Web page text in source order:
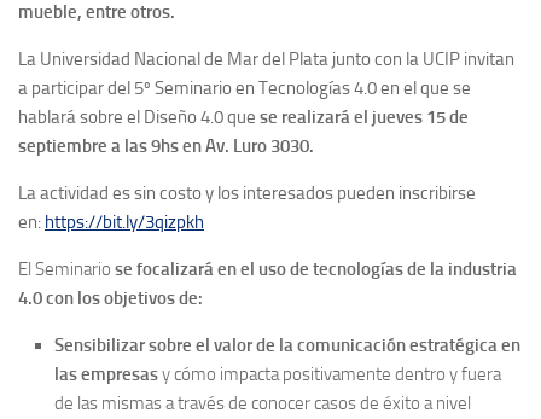
mueble, entre otros.
La Universidad Nacional de Mar del Plata junto con la UCIP invitan
a participar del 5º Seminario en Tecnologías 4.0 en el que se
hablará sobre el Diseño 4.0 que se realizará el jueves 15 de
septiembre a las 9hs en Av. Luro 3030.
La actividad es sin costo y los interesados pueden inscribirse
en: https://bit.ly/3qizpkh
El Seminario se focalizará en el uso de tecnologías de la industria
4.0 con los objetivos de:
Sensibilizar sobre el valor de la comunicación estratégica en
las empresasy cómo impacta positivamente dentro y fuera
de las mismas a través de conocer casos de éxito a nivel